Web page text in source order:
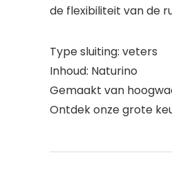
de flexibiliteit van de
Type sluiting: veters
Inhoud: Naturino
Gemaakt van
Ontdek onze grote